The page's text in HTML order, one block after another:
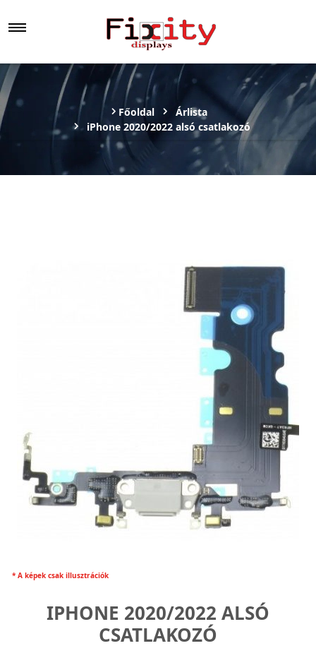
Főoldal
Árlista
iPhone 2020/2022 alsó csatlakozó
* A képek csak illusztrációk
IPHONE 2020/2022 ALSÓ
CSATLAKOZÓ